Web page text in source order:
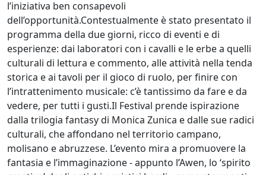
l’iniziativa ben consapevoli
dell’opportunità.Contestualmente è stato presentato il
programma della due giorni, ricco di eventi e di
esperienze: dai laboratori con i cavalli e le erbe a quelli
culturali di lettura e commento, alle attività nella tenda
storica e ai tavoli per il gioco di ruolo, per finire con
l’intrattenimento musicale: c’è tantissimo da fare e da
vedere, per tutti i gusti.Il Festival prende ispirazione
dalla trilogia fantasy di Monica Zunica e dalle sue radici
culturali, che affondano nel territorio campano,
molisano e abruzzese. L’evento mira a promuovere la
fantasia e l’immaginazione - appunto l’Awen, lo ‘spirito